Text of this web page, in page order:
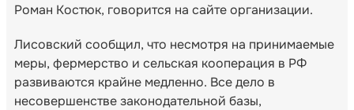
Роман Костюк, говорится на сайте организации.
Лисовский сообщил, что несмотря на принимаемые
меры, фермерство и сельская кооперация в РФ
развиваются крайне медленно. Все дело в
несовершенстве законодательной базы,